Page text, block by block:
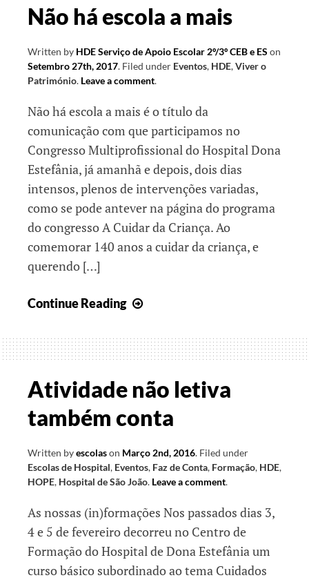
Não há escola a mais
Written by HDE Serviço de Apoio Escolar 2º/3º CEB e ES on
Setembro 27th, 2017. Filed under Eventos, HDE,Viver o
Património. Leave a comment.
Não há escola a mais é o título da
comunicação com que participamos no
Congresso Multiprofissional do Hospital Dona
Estefânia, já amanhã e depois, dois dias
intensos, plenos de intervenções variadas,
como se pode antever na página do programa
do congresso A Cuidar da Criança. Ao
comemorar 140 anos a cuidar da criança, e
querendo […]
Continue Reading
escola
a
Atividade não letiva
também conta
Written byescolason Março 2nd, 2016. Filed under
Escolas de Hospital, Eventos, Faz de Conta, Formação, HDE,
HOPE, Hospital de São João. Leave a comment.
As nossas (in)formações Nos passados dias 3,
4 e 5 de fevereiro decorreu no Centro de
Formação do Hospital de Dona Estefânia um
curso básico subordinado ao tema Cuidados